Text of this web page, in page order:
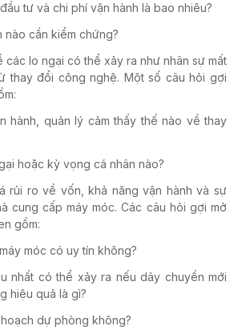
tư và chi phí vận hành là bao nhiêu?
nào cần kiểm chứng?
các lo ngại có thể xảy ra như nhân sự mất
thay đổi công nghệ. Một số câu hỏi gợi
hành, quản lý cảm thấy thế nào về thay
hoặc kỳ vọng cá nhân nào?
rủi ro về vốn, khả năng vận hành và sự
cung cấp máy móc. Các câu hỏi gợi mở
gồm:
móc có uy tín không?
nhất có thể xảy ra nếu dây chuyền mới
hiệu quả là gì?
dự phòng không?